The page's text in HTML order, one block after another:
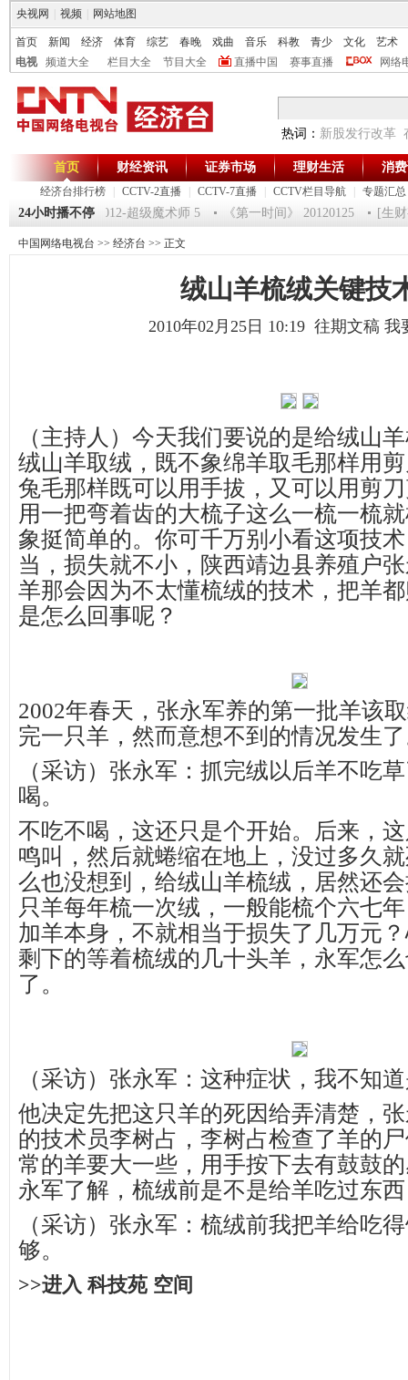
央视网 视频 网站地图
首页 新闻 经济 体育 综艺 春晚 戏曲 音乐 科教 青少 文化
艺术
电视
频道大全 栏目大全 节目大全 直播中国 赛事直播 网络
热词： 新股发行改革
首页
经济台排行榜 CCTV-2直播 CCTV-7直播 CCTV栏目导航 专题汇总
财经资讯 证券市场 理财生活 消
24小时播不停祝福2012-超级魔术师 5 《第一时间》 20120125 [生财
中国网络电视台 >> 经济台 >> 正文
绒山羊梳绒关键技
2010年02月25日 10:19 往期文稿 我
（主持人）今天我们要说的是给绒山
绒山羊取绒，既不象绵羊取毛那样用
兔毛那样既可以用手拔，又可以用剪
用一把弯着齿的大梳子这么一梳一梳
象挺简单的。你可千万别小看这项技
当，损失就不小，陕西靖边县养殖户
羊那会因为不太懂梳绒的技术，把羊
是怎么回事呢？
2002年春天，张永军养的第一批羊该
完一只羊，然而意想不到的情况发生
（采访）张永军：抓完绒以后羊不吃
喝。
不吃不喝，这还只是个开始。后来，
鸣叫，然后就蜷缩在地上，没过多久
么也没想到，给绒山羊梳绒，居然还
只羊每年梳一次绒，一般能梳个六七
加羊本身，不就相当于损失了几万元
剩下的等着梳绒的几十头羊，永军怎
了。
（采访）张永军：这种症状，我不知
他决定先把这只羊的死因给弄清楚，
的技术员李树占，李树占检查了羊的
常的羊要大一些，用手按下去有鼓鼓
永军了解，梳绒前是不是给羊吃过东
（采访）张永军：梳绒前我把羊给吃
够。
>>进入 科技苑 空间